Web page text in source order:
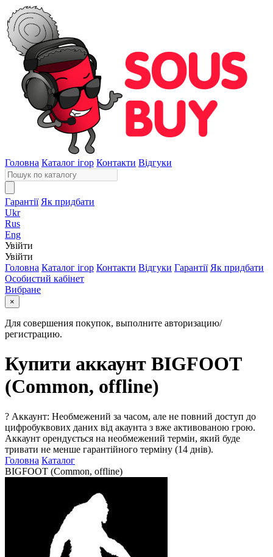
Головна Каталог ігор Контакти Відгуки
Гарантії Як придбати
Ukr
Rus
Eng
Увійти
Увійти
Головна Каталог ігор Контакти Відгуки Гарантії Як придбати
Особистий кабінет
Вибране
×
Для совершения покупок, выполните авторизацию/
регистрацию.
Купити аккаунт BIGFOOT
(Common, offline)
? Аккаунт: Необмежений за часом, але не повний доступ до
цифробуквових даних від акаунта з вже активованою грою.
Аккаунт орендується на необмежений термін, який буде
тривати не менше гарантійного терміну (14 днів).
Головна Каталог
BIGFOOT (Common, offline)